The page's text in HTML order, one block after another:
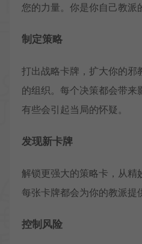
您的力量。你是你自己教派
制定策略
打出战略卡牌，扩大你的邪
的组织。每个决策都会带来
有些会引起当局的怀疑。
发现新卡牌
解锁更强大的策略卡，从精
每张卡牌都会为你的教派提
控制风险